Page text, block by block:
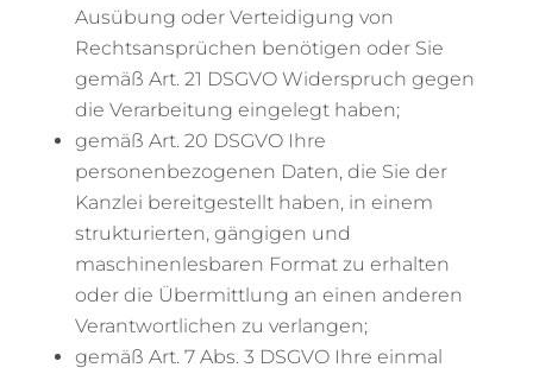
Ausübung oder Verteidigung von
Rechtsansprüchen benötigen oder Sie
gemäß Art. 21 DSGVO Widerspruch gegen
die Verarbeitung eingelegt haben;
gemäß Art. 20 DSGVO Ihre
personenbezogenen Daten, die Sie der
Kanzlei bereitgestellt haben, in einem
strukturierten, gängigen und
maschinenlesbaren Format zu erhalten
oder die Übermittlung an einen anderen
Verantwortlichen zu verlangen;
gemäß Art. 7 Abs. 3 DSGVO Ihre einmal